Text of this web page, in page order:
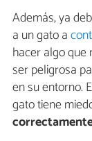
Además, ya
a un gato a
hacer algo que
ser peligrosa
en su entorno.
gato tiene